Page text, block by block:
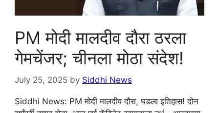
PM मोदी मालदीव दौरा ठरला
गेमचेंजर; चीनला मोठा संदेश!
July 25, 2025 by Siddhi News
Siddhi News: PM मोदी मालदीव दौरा, घडला इतिहास! दोन